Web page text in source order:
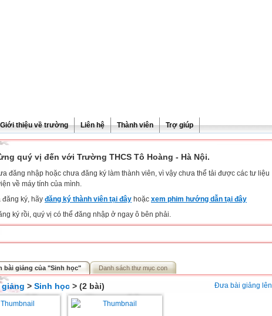
Giới thiệu về trường Liên hệ Thành viên Trợ giúp
quý vị đến với Trường THCS Tô Hoàng - Hà Nội.
đăng nhập hoặc chưa đăng ký làm thành viên, vì vậy chưa thể tải được các tư liệu
về máy tính của mình.
đăng ký, hãy đăng ký thành viên tại đây hoặc xem phim hướng dẫn tại đây
ký rồi, quý vị có thể đăng nhập ở ngay ô bên phải.
bài giảng của "Sinh học" Danh sách thư mục con
Đưa bài giảng lên
giảng > Sinh học > (2 bài)